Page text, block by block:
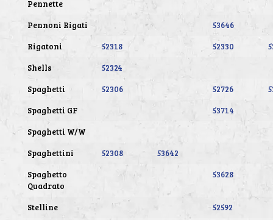
Pennette
Pennoni Rigati
53646
Rigatoni
52318 52330
Shells
52324
Spaghetti
52306 52726
Spaghetti GF
53714
Spaghetti W/W
Spaghettini
52308
53642
Spaghetto
Quadrato
53628
Stelline
52592